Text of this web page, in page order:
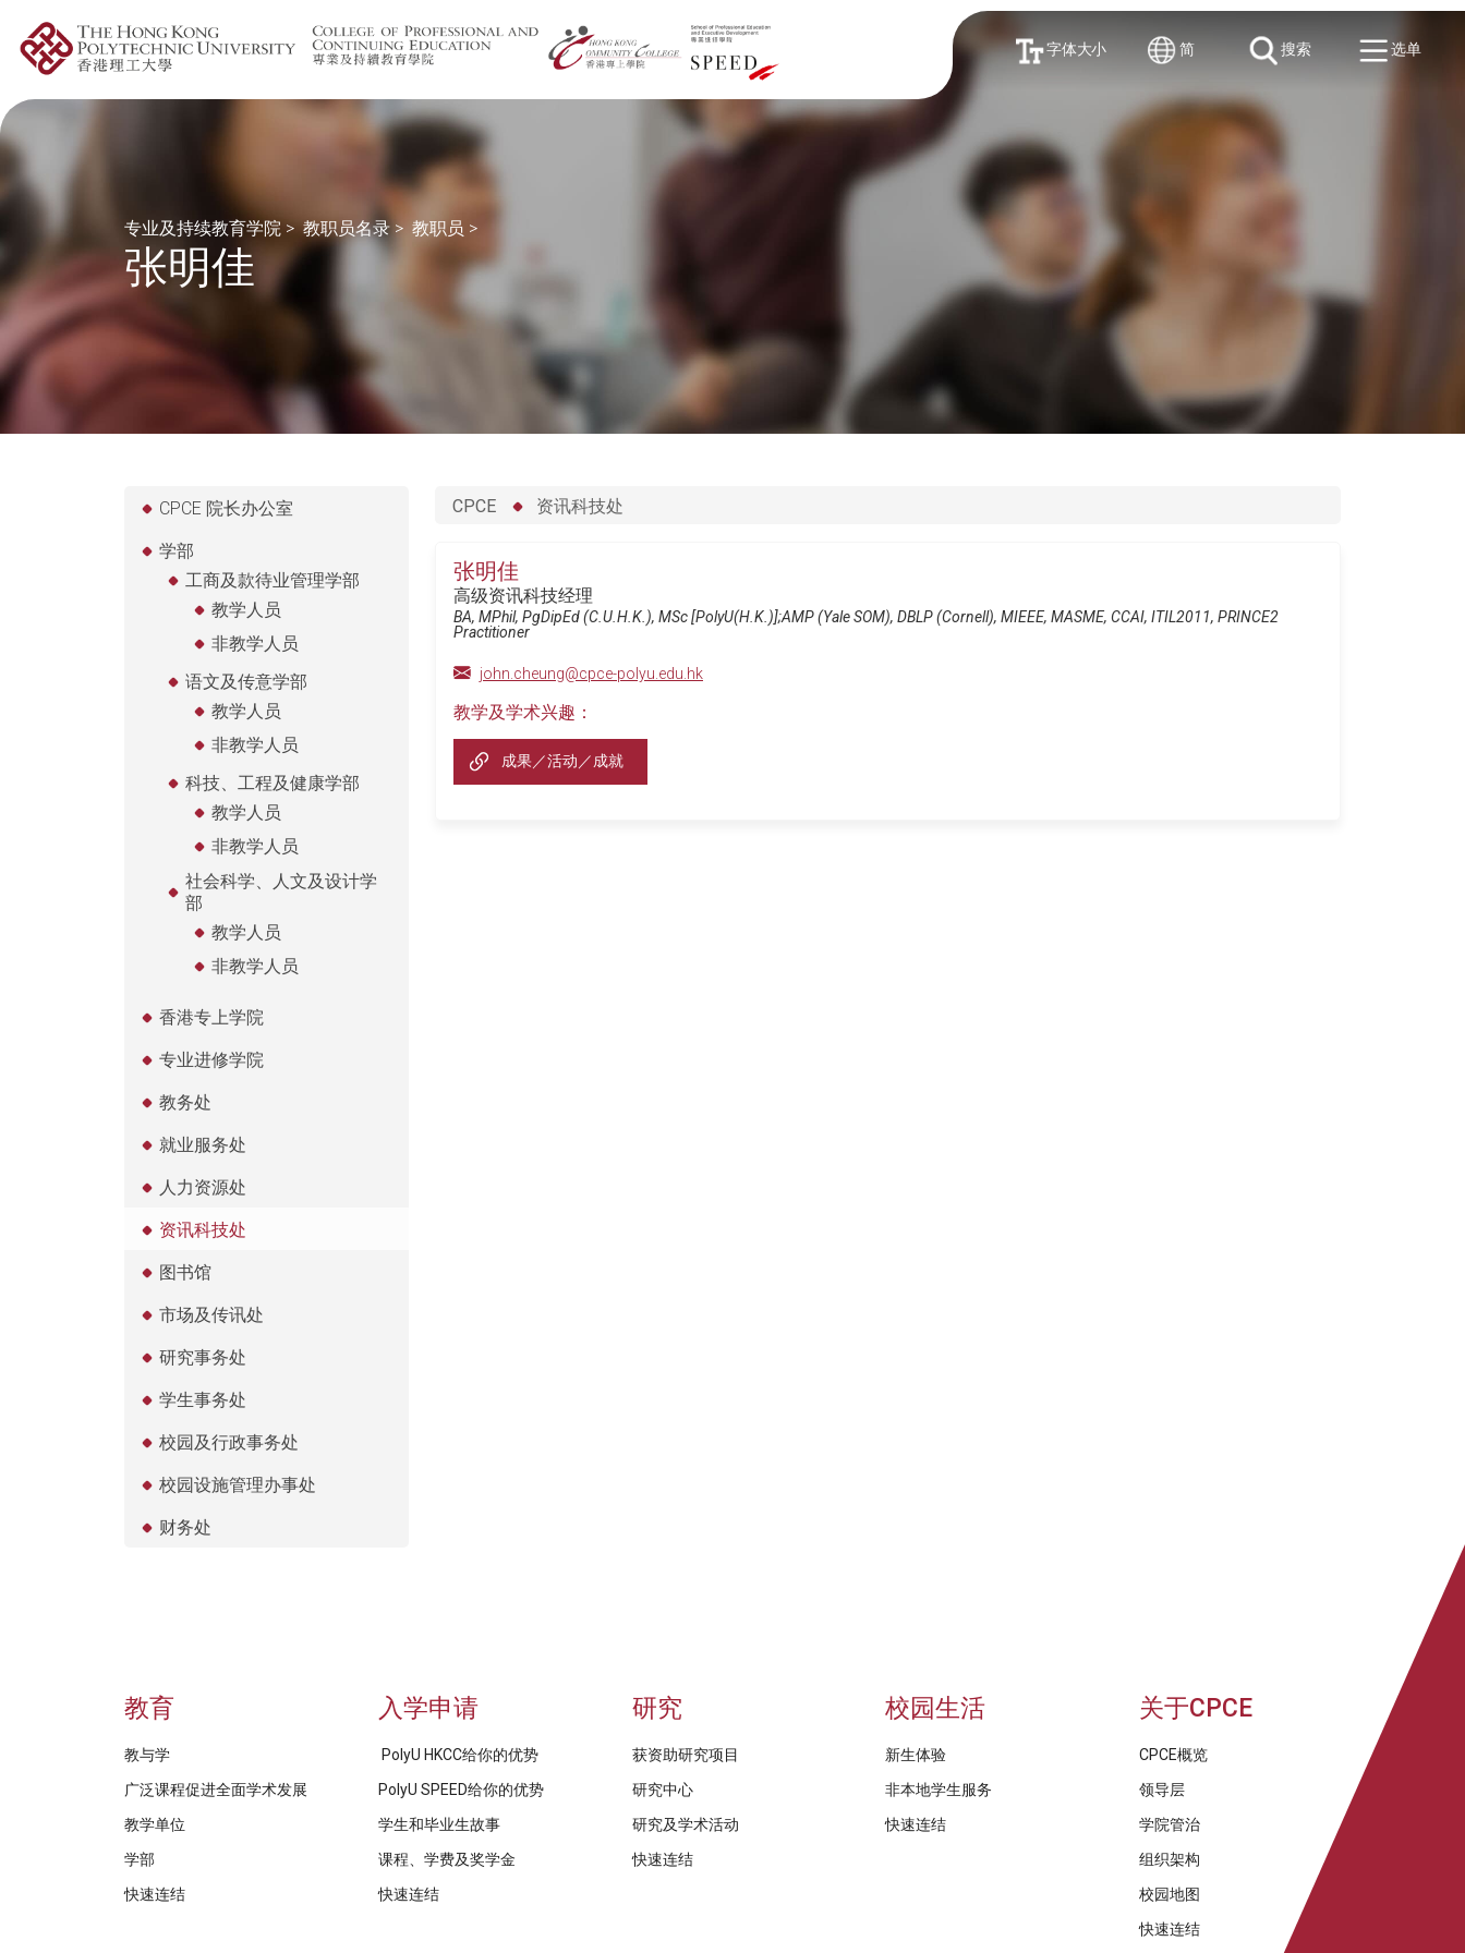
字体大小 简 搜索 选单
专业及持续教育学院 > 教职员名录 > 教职员 >
张明佳
CPCE 院长办公室
学部
工商及款待业管理学部
教学人员
非教学人员
语文及传意学部
教学人员
非教学人员
科技、工程及健康学部
教学人员
非教学人员
社会科学、人文及设计学
部
教学人员
非教学人员
香港专上学院
专业进修学院
教务处
就业服务处
人力资源处
资讯科技处
图书馆
市场及传讯处
研究事务处
学生事务处
校园及行政事务处
校园设施管理办事处
财务处
CPCE 资讯科技处
张明佳
高级资讯科技经理
BA, MPhil, PgDipEd (C.U.H.K.), MSc [PolyU(H.K.)];AMP (Yale SOM), DBLP (Cornell), MIEEE, MASME, CCAI, ITIL2011, PRINCE2
Practitioner
john.cheung@cpce-polyu.edu.hk
教学及学术兴趣：
成果／活动／成就
教育
教与学
广泛课程促进全面学术发展
教学单位
学部
快速连结
入学申请
PolyU HKCC给你的优势
PolyU SPEED给你的优势
学生和毕业生故事
课程、学费及奖学金
快速连结
研究
获资助研究项目
研究中心
研究及学术活动
快速连结
校园生活
新生体验
非本地学生服务
快速连结
关于CPCE
CPCE概览
领导层
学院管治
组织架构
校园地图
快速连结